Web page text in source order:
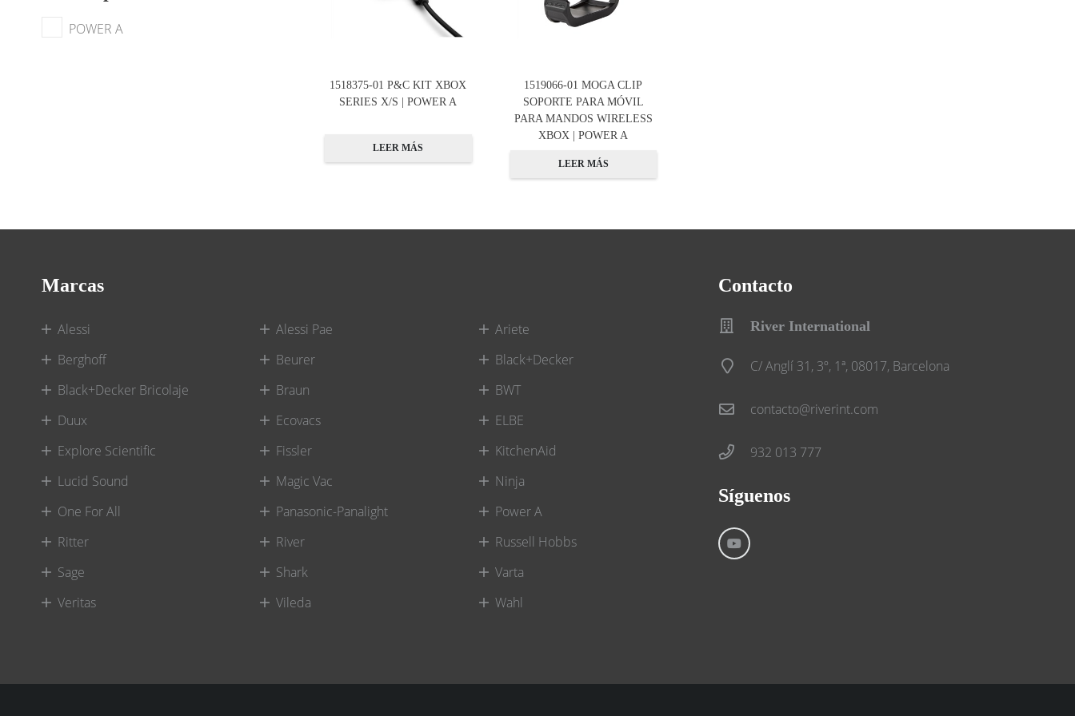
POWER A
1518375-01 P&C KIT XBOX
SERIES X/S | POWER A
LEER MÁS
1519066-01 MOGA CLIP
SOPORTE PARA MÓVIL
PARA MANDOS WIRELESS
XBOX | POWER A
LEER MÁS
Marcas
Alessi Alessi Pae
Ariete
Berghoff
Beurer
Black+Decker
Black+Decker Bricolaje
Braun
BWT
Duux
Ecovacs
ELBE
Explore Scientific
Fissler
KitchenAid
Lucid Sound
Magic Vac
Ninja
One For All
Panasonic-Panalight
Power A
Ritter
River
Russell Hobbs
Sage
Shark
Varta
Veritas
Vileda Wahl
Contacto
River International
C/ Anglí 31, 3º, 1ª, 08017, Barcelona
contacto@riverint.com
932 013 777
Síguenos